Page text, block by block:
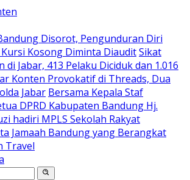
Disorot, Pengunduran Diri
Kosong Diminta DiauditSikat
di Jabar, 413 Pelaku Diciduk dan 1.016
Konten Provokatif di Threads, Dua
Jabar Bersama Kepala Staf
DPRD Kabupaten Bandung Hj.
hadiri MPLS Sekolah Rakyat
Jamaah Bandung yang Berangkat
Travel